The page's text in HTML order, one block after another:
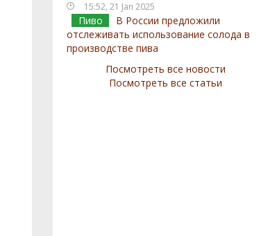
15:52, 21 Jan 2025
Пиво
В России предложили
отслеживать использование солода в
производстве пива
Посмотреть все новости
Посмотреть все статьи